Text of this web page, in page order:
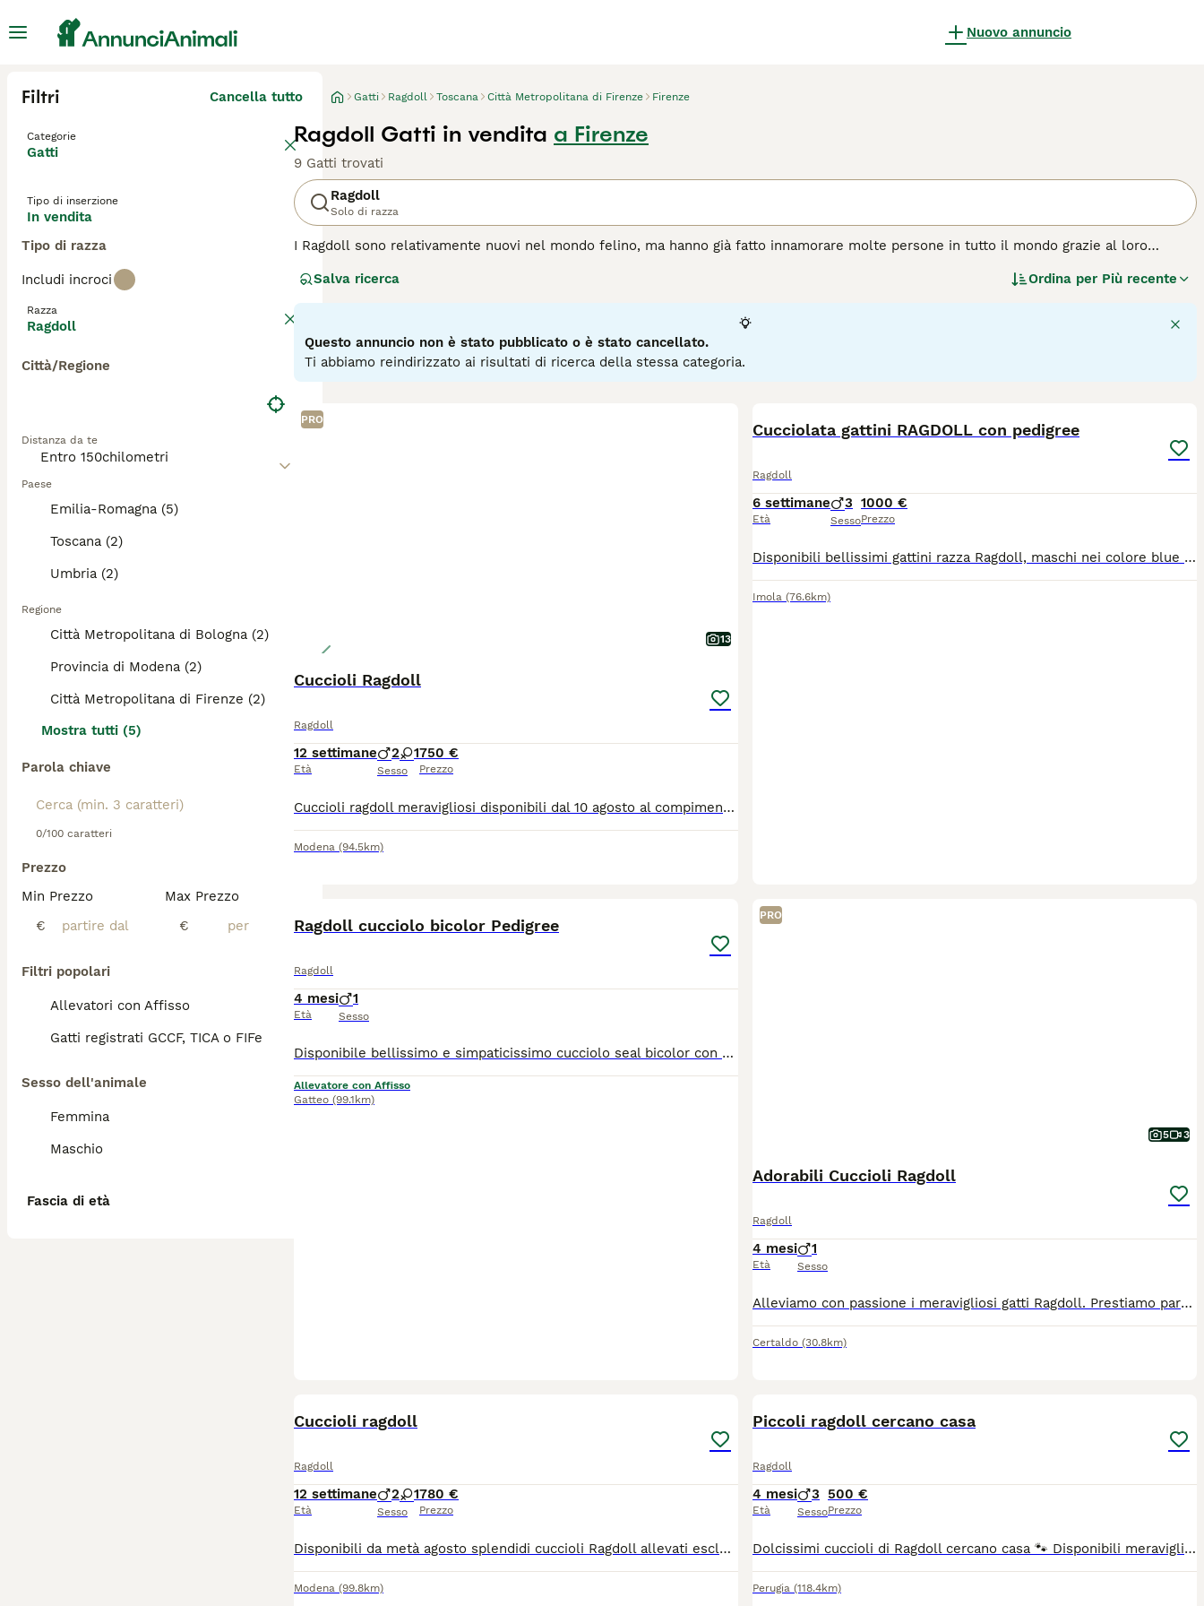
Nuovo annuncio
Filtri Cancella tutto
Categorie
Gatti
Tipo di inserzione
In vendita
Tipo di razza
Includi incroci
Razza
Ragdoll
Città/Regione
Distanza da te
Paese
Emilia-Romagna (5)
Toscana (2)
Umbria (2)
Regione
Città Metropolitana di Bologna (2)
Provincia di Modena (2)
Città Metropolitana di Firenze (2)
Mostra tutti (5)
Parola chiave
0/100 caratteri
Prezzo
Min Prezzo
€
Max Prezzo
€
Filtri popolari
Allevatori con Affisso
Gatti registrati GCCF, TICA o FIFe
Sesso dell'animale
Femmina
Maschio
Fascia di età
Gatti Ragdoll Toscana Città Metropolitana di Firenze Firenze
Ragdoll Gatti in vendita a Firenze
9 Gatti trovati
Ragdoll
Solo di razza
I Ragdoll sono relativamente nuovi nel mondo felino, ma hanno già fatto innamorare molte persone in tutto il mondo grazie al loro
occhi azzurri. Questi adorabili animali sono noti per essere molto rilassati ed tranquilli, il che significa che tendono ad andare d'accordo
Leggi la nostra pagina di consigli sul Ragdoll per informazioni su questa razza di gatto.
Salva ricerca Ordina per Più recente
Questo annuncio non è stato pubblicato o è stato cancellato.
Ti abbiamo reindirizzato ai risultati di ricerca della stessa categoria.
PRO
13
Cuccioli Ragdoll
Ragdoll
12 settimane
Età
2 1
Sesso
750 €
Prezzo
Cuccioli ragdoll meravigliosi disponibili dal 10 agosto al compimento del terzo mese,saranno sverminati,vaccinati,con i test dei genitori per fiv e felv ,eseguiti anche i controlli per le malattie genetiche HCM e PDK .allevati esclusivamente in famiglia abituati a lettiera e tiragraffi non li cedo a commercianti né allevatori per info scrivetemi pure su whatsapp grazie mille.
Modena (94.5km)
Cucciolata gattini RAGDOLL con pedigree
Ragdoll
6 settimane
Età
3
Sesso
1000 €
Prezzo
Disponibili bellissimi gattini razza Ragdoll, maschi nei colore blue lynx bicolor, blue mitted e blue bicolor, tre mesi compiuti, pronti per andare in una nuova casa. Carattere dolce, equilibrato e socievole, tipico della razza. I cuccioli sono completi di Pedigree ministeriale AGI-WCF, Microchip, doppio vaccino, sverminazioni, libretto sanitario e passaggio di proprietà. Ci troviamo ad Imola (BO) Per informazioni, foto, disponibilità o per fissare una visita: WhatsApp 3356236300
Imola (76.6km)
Ragdoll cucciolo bicolor Pedigree
Ragdoll
4 mesi
Età
1
Sesso
Disponibile bellissimo e simpaticissimo cucciolo seal bicolor con Pedigree. Genitori testati per le malattie genetiche tutte negative. Viene consegnato con Pedigree, libretto con 2 vaccinazioni, starter kit.
Allevatore con Affisso
Gatteo (99.1km)
PRO
5 3
Adorabili Cuccioli Ragdoll
Ragdoll
4 mesi
Età
1
Sesso
Alleviamo con passione i meravigliosi gatti Ragdoll. Prestiamo particolare attenzione alla socializzazione dei cuccioli e degli adulti e al loro benessere psicofico. I nostri Ragdoll hanno il temperamento dolce e fiducioso tipico della razza. I cuccioli verranno ceduti con pedigree ministeriale, libretto sanitario, vaccinazioni, test genetici dei genitori e felv fiv negativi Se cerchi un cucciolo speciale contattaci Allevamento Legendoll Toscana
Certaldo (30.8km)
Cuccioli ragdoll
Ragdoll
12 settimane
Età
2 1
Sesso
780 €
Prezzo
Disponibili da metà agosto splendidi cuccioli Ragdoll allevati esclusivamente in casa genitori visibili testati fiv felv hcm e pdk .i cuccioli si possono già conoscere e dopo reciproca conoscenza eventualmente prenotare massima serietà mantengo i contatti nel tempo e resto sempre a disposizione per seguire la crescita dei piccoli .non li cedo assolutamente a commercianti o allevatori .per info foto e video scrivimi Pure anche su whatsapp
Modena (99.8km)
Piccoli ragdoll cercano casa
Ragdoll
4 mesi
Età
3
Sesso
500 €
Prezzo
​Dolcissimi cuccioli di Ragdoll cercano casa 🐾 Disponibili meravigliosi cuccioli di Ragdoll, veri e propri "bambolotti di pezza" noti per il loro temperamento straordinariamente dolce, affettuoso e perfetto per la vita in famiglia. I piccoli sono cresciuti in un ambiente domestico, sono abituati al contatto umano e verranno ceduti svezzati, sani e pronti a riempirvi la vita di fusa.
Perugia (118.4km)